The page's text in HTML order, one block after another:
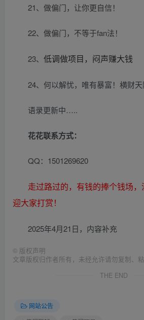
21、做偏门，让你更自信！
22、做偏门，不等于fan法！
23、 低调做项目，闷声赚大钱
24、何以解忧，唯有暴富！横财天
语录更新中…..
花花联系方式：
QQ：1501269620
走过路过的，有钱的捧个钱场
迎大家打赏！
2025年4月21日，内容补充
© 版权声明
文章版权归作者所有，未经允许请勿复制、粘
THE END
网站公告